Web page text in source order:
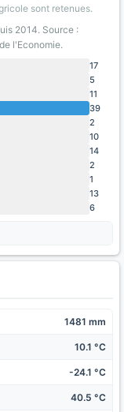
sont retenues.
2014. Source :
l'Economie.
17
5
11
39
2
10
14
2
1
13
6
1481 mm
10.1 °C
-24.1 °C
40.5 °C